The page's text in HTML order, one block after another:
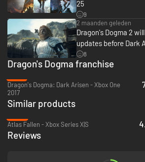
25
9
2 maanden geleden
Dragon's Dogma 2
updates before Dark
8
Dragon's Dogma franchise
Dragon's Dogma: Dark Arisen - Xbox One
2017
Similar products
Atlas Fallen - Xbox Series X|S
Reviews